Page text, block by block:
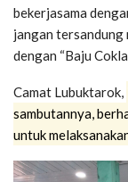
bekerjasama
jangan tersandung
dengan “Baju
Camat Lubuktarok,
sambutannya,
untuk